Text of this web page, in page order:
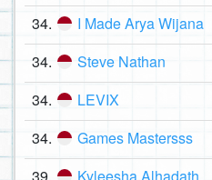
34. I Made Arya Wijana
34. Steve Nathan
34. LEVIX
34. Games Mastersss